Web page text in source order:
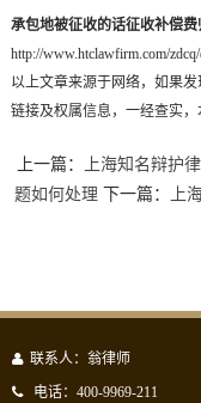
承包地被征收的话征收补偿
http://www.htclawfirm.com/
以上文章来源于网络，如果
链接及权属信息，一经查实，
上一篇：
上海知名辩护
题如何处理 下一篇：
上
联系人：翁律师
电话：400-9969-211